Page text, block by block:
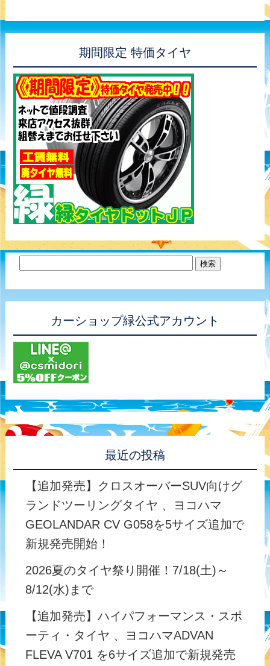
期間限定 特価タイヤ
カーショップ緑公式アカウント
最近の投稿
【追加発売】クロスオーバーSUV向けグ
ランドツーリングタイヤ 、ヨコハマ
GEOLANDAR CV G058を5サイズ追加で
新規発売開始！
2026夏のタイヤ祭り開催！7/18(土)～
8/12(水)まで
【追加発売】ハイパフォーマンス・スポ
ーティ・タイヤ 、ヨコハマADVAN
FLEVA V701 を6サイズ追加で新規発売